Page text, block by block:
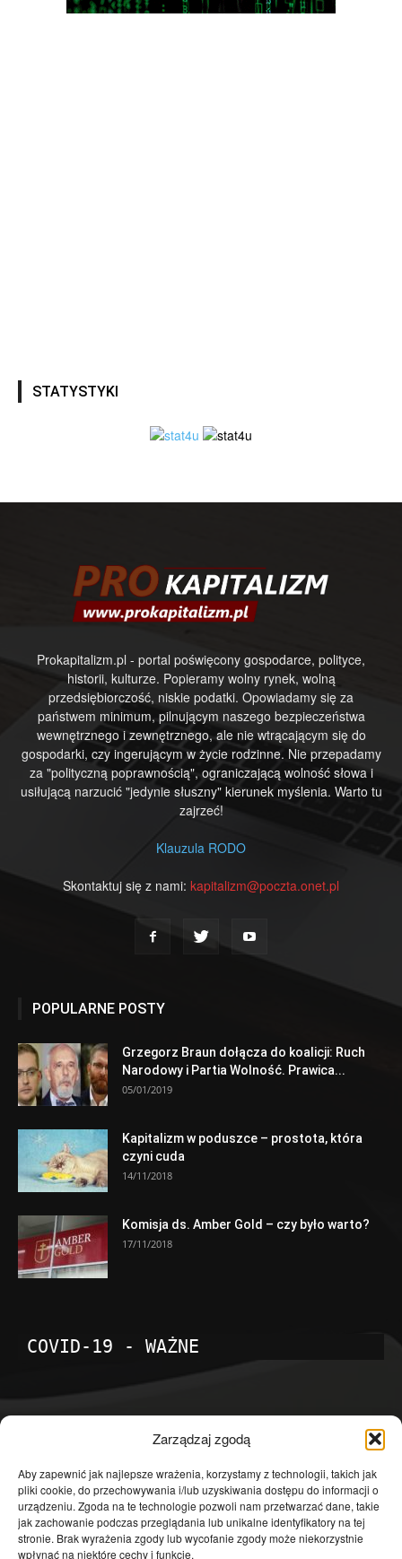
Zarządzaj zgodą
Aby zapewnić jak najlepsze wrażenia, korzystamy z technologii, takich jak
pliki cookie, do przechowywania i/lub uzyskiwania dostępu do informacji o
urządzeniu. Zgoda na te technologie pozwoli nam przetwarzać dane, takie
jak zachowanie podczas przeglądania lub unikalne identyfikatory na tej
stronie. Brak wyrażenia zgody lub wycofanie zgody może niekorzystnie
wpłynąć na niektóre cechy i funkcje.
STATYSTYKI
Prokapitalizm.pl - portal poświęcony gospodarce, polityce,
historii, kulturze. Popieramy wolny rynek, wolną
przedsiębiorczość, niskie podatki. Opowiadamy się za
państwem minimum, pilnującym naszego bezpieczeństwa
wewnętrznego i zewnętrznego, ale nie wtrącającym się do
gospodarki, czy ingerującym w życie rodzinne. Nie przepadamy
za "polityczną poprawnością", ograniczającą wolność słowa i
usiłującą narzucić "jedynie słuszny" kierunek myślenia. Warto tu
zajrzeć!
Klauzula RODO
Skontaktuj się z nami: kapitalizm@poczta.onet.pl
POPULARNE POSTY
Grzegorz Braun dołącza do koalicji: Ruch
Narodowy i Partia Wolność. Prawica...
05/01/2019
Kapitalizm w poduszce – prostota, która
czyni cuda
14/11/2018
Komisja ds. Amber Gold – czy było warto?
17/11/2018
COVID-19 - WAŻNE
Temat dnia
4601
Publicystyka
4363
Polityka
3639
Polska